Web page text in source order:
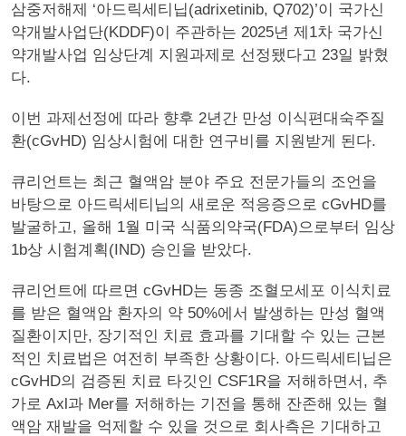
삼중저해제 ‘아드릭세티닙(adrixetinib, Q702)’이 국가신
약개발사업단(KDDF)이 주관하는 2025년 제1차 국가신
약개발사업 임상단계 지원과제로 선정됐다고 23일 밝혔
다.
이번 과제선정에 따라 향후 2년간 만성 이식편대숙주질
환(cGvHD) 임상시험에 대한 연구비를 지원받게 된다.
큐리언트는 최근 혈액암 분야 주요 전문가들의 조언을
바탕으로 아드릭세티닙의 새로운 적응증으로 cGvHD를
발굴하고, 올해 1월 미국 식품의약국(FDA)으로부터 임상
1b상 시험계획(IND) 승인을 받았다.
큐리언트에 따르면 cGvHD는 동종 조혈모세포 이식치료
를 받은 혈액암 환자의 약 50%에서 발생하는 만성 혈액
질환이지만, 장기적인 치료 효과를 기대할 수 있는 근본
적인 치료법은 여전히 부족한 상황이다. 아드릭세티닙은
cGvHD의 검증된 치료 타깃인 CSF1R을 저해하면서, 추
가로 Axl과 Mer를 저해하는 기전을 통해 잔존해 있는 혈
액암 재발을 억제할 수 있을 것으로 회사측은 기대하고